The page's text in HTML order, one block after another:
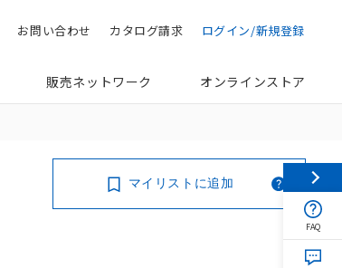
検索 ログイン/新規登録
カタログ請求
お問い合わせ
販売ネットワーク オンラインストア
マイリストに追加
FAQ